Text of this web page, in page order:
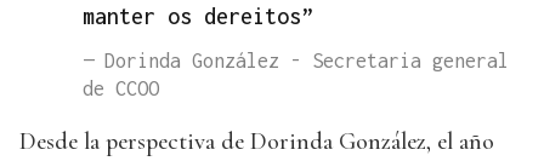
manter os dereitos”
— Dorinda González - Secretaria general
de CCOO
Desde la perspectiva de Dorinda González, el año